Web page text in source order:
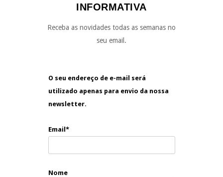
INFORMATIVA
Receba as novidades todas as semanas no
seu email.
O seu endereço de e-mail será
utilizado apenas para envio da nossa
newsletter.
Email*
Nome